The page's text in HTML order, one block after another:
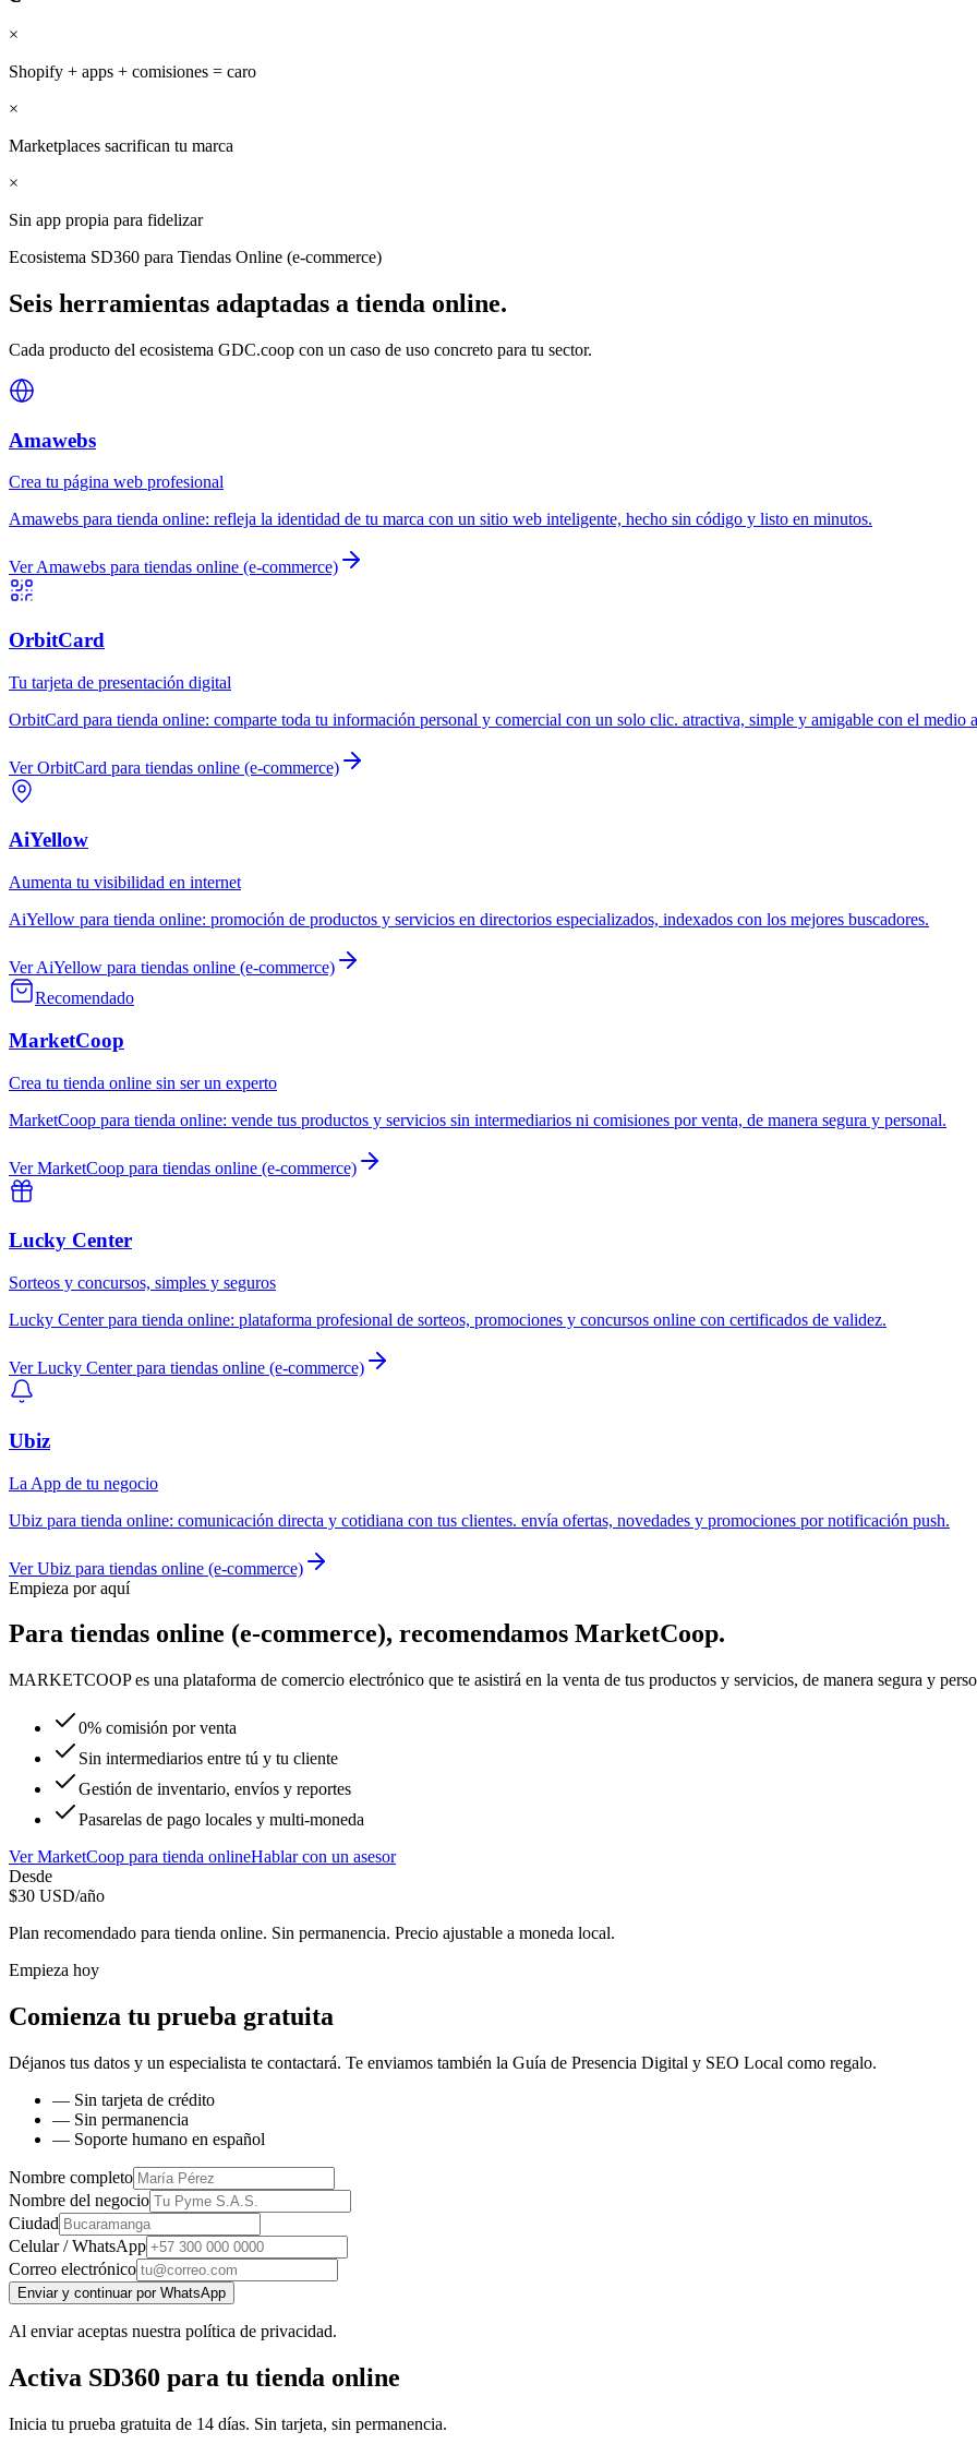
×
Shopify + apps + comisiones = caro
×
Marketplaces sacrifican tu marca
×
Sin app propia para fidelizar
Ecosistema SD360 para Tiendas Online (e-commerce)
Seis herramientas adaptadas a tienda online.
Cada producto del ecosistema GDC.coop con un caso de uso concreto para tu sector.
Amawebs
Crea tu página web profesional
Amawebs para tienda online: refleja la identidad de tu marca con un sitio web inteligente, hecho sin código y listo en minutos.
VerAmawebs para tiendas online (e-commerce)
OrbitCard
Tu tarjeta de presentación digital
OrbitCard para tienda online: comparte toda tu información personal y comercial con un solo clic. atractiva, simple y amigable con el medio
VerOrbitCard para tiendas online (e-commerce)
AiYellow
Aumenta tu visibilidad en internet
AiYellow para tienda online: promoción de productos y servicios en directorios especializados, indexados con los mejores buscadores.
VerAiYellow para tiendas online (e-commerce)
Recomendado
MarketCoop
Crea tu tienda online sin ser un experto
MarketCoop para tienda online: vende tus productos y servicios sin intermediarios ni comisiones por venta, de manera segura y personal.
VerMarketCoop para tiendas online (e-commerce)
Lucky Center
Sorteos y concursos, simples y seguros
Lucky Centerpara tienda online: plataforma profesional de sorteos, promociones y concursos online con certificados de validez.
VerLucky Centerpara tiendas online (e-commerce)
Ubiz
La App de tu negocio
Ubiz para tienda online: comunicación directa y cotidiana con tus clientes. envía ofertas, novedades y promociones por notificación push.
VerUbiz para tiendas online (e-commerce)
Empieza por aquí
Para tiendas online (e-commerce), recomendamos MarketCoop.
MARKETCOOP es una plataforma de comercio electrónico que te asistirá en la venta de tus productos y servicios, de manera segura y
0% comisión por venta
Sin intermediarios entre tú y tu cliente
Gestión de inventario, envíos y reportes
Pasarelas de pago locales y multi-moneda
VerMarketCoop para tienda onlineHablar con un asesor
Desde
$30 USD/año
Plan recomendado para tienda online. Sin permanencia. Precio ajustable a moneda local.
Empieza hoy
Comienza tu prueba gratuita
Déjanos tus datos y un especialista te contactará. Te enviamos también la Guía de Presencia Digital y SEO Local como regalo.
— Sin tarjeta de crédito
— Sin permanencia
— Soporte humano en español
Nombre completo
Nombre del negocio
Ciudad
Celular / WhatsApp
Correo electrónico
Enviar y continuar por WhatsApp
Al enviar aceptas nuestra política de privacidad.
Activa SD360 para tu tienda online
Inicia tu prueba gratuita de 14 días. Sin tarjeta, sin permanencia.